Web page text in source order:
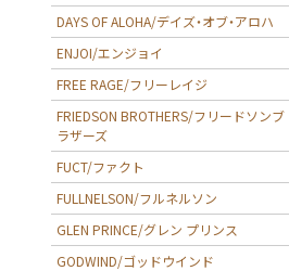
DAYS OF ALOHA/デイズ・オブ・アロハ
ENJOI/エンジョイ
FREE RAGE/フリーレイジ
FRIEDSON BROTHERS/フリードソンブ
ラザーズ
FUCT/ファクト
FULLNELSON/フルネルソン
GLEN PRINCE/グレン プリンス
GODWIND/ゴッドウインド